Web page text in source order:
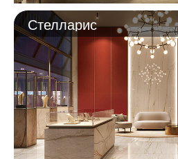
Стелларис